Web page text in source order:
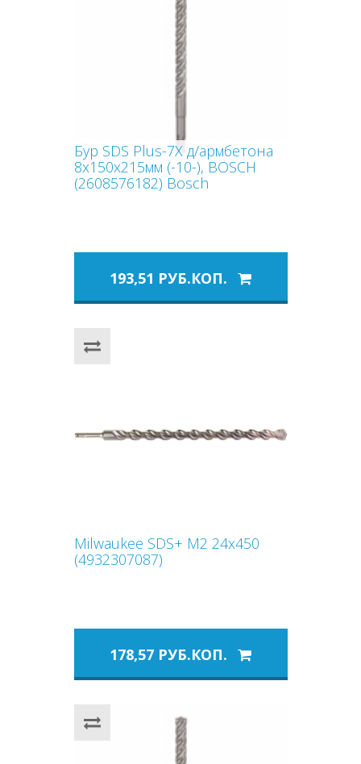
Бур SDS Plus-7X д/армбетона
8x150x215мм (-10-), BOSCH
(2608576182) Bosch
193,51 РУБ.КОП.
Milwaukee SDS+ M2 24x450
(4932307087)
178,57 РУБ.КОП.